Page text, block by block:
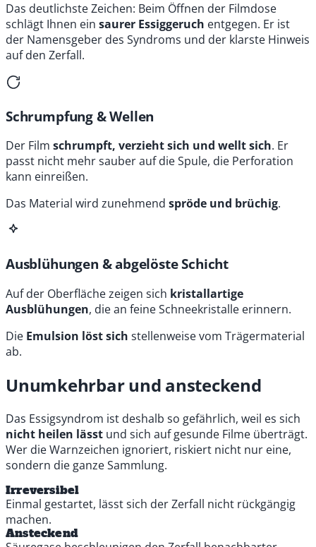
Das deutlichste Zeichen: Beim Öffnen der Filmdose
schlägt Ihnen ein saurer Essiggeruch entgegen. Er ist
der Namensgeber des Syndroms und der klarste Hinweis
auf den Zerfall.
Schrumpfung & Wellen
Der Film schrumpft, verzieht sich und wellt sich. Er
passt nicht mehr sauber auf die Spule, die Perforation
kann einreißen.
Das Material wird zunehmend spröde und brüchig.
Ausblühungen & abgelöste Schicht
Auf der Oberfläche zeigen sich kristallartige
Ausblühungen, die an feine Schneekristalle erinnern.
Die Emulsion löst sich stellenweise vom Trägermaterial
ab.
Unumkehrbar und ansteckend
Das Essigsyndrom ist deshalb so gefährlich, weil es sich
nicht heilen lässt und sich auf gesunde Filme überträgt.
Wer die Warnzeichen ignoriert, riskiert nicht nur eine,
sondern die ganze Sammlung.
Irreversibel
Einmal gestartet, lässt sich der Zerfall nicht rückgängig
machen.
Ansteckend